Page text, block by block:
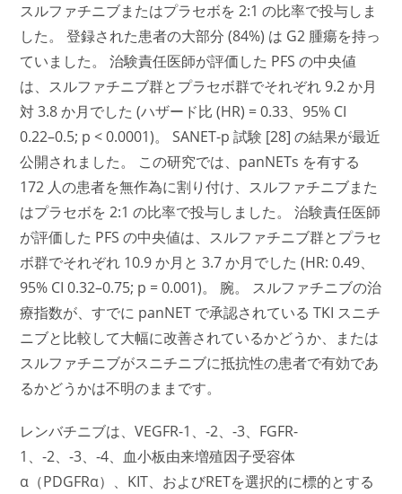
スルファチニブまたはプラセボを 2:1 の比率で投与しま
した。 登録された患者の大部分 (84%) は G2 腫瘍を持っ
ていました。 治験責任医師が評価した PFS の中央値
は、スルファチニブ群とプラセボ群でそれぞれ 9.2 か月
対 3.8 か月でした (ハザード比 (HR) = 0.33、95% CI
0.22–0.5; p < 0.0001)。 SANET-p 試験 [28] の結果が最近
公開されました。 この研究では、panNETs を有する
172 人の患者を無作為に割り付け、スルファチニブまた
はプラセボを 2:1 の比率で投与しました。 治験責任医師
が評価した PFS の中央値は、スルファチニブ群とプラセ
ボ群でそれぞれ 10.9 か月と 3.7 か月でした (HR: 0.49、
95% CI 0.32–0.75; p = 0.001)。 腕。 スルファチニブの治
療指数が、すでに panNET で承認されている TKI スニチ
ニブと比較して大幅に改善されているかどうか、または
スルファチニブがスニチニブに抵抗性の患者で有効であ
るかどうかは不明のままです。
レンバチニブは、VEGFR-1、-2、-3、FGFR-
1、-2、-3、-4、血小板由来増殖因子受容体
α（PDGFRα）、KIT、およびRETを選択的に標的とする